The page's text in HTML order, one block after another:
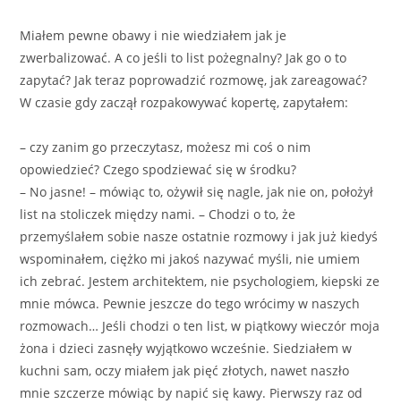
Miałem pewne obawy i nie wiedziałem jak je
zwerbalizować. A co jeśli to list pożegnalny? Jak go o to
zapytać? Jak teraz poprowadzić rozmowę, jak zareagować?
W czasie gdy zaczął rozpakowywać kopertę, zapytałem:
– czy zanim go przeczytasz, możesz mi coś o nim
opowiedzieć? Czego spodziewać się w środku?
– No jasne! – mówiąc to, ożywił się nagle, jak nie on, położył
list na stoliczek między nami. – Chodzi o to, że
przemyślałem sobie nasze ostatnie rozmowy i jak już kiedyś
wspominałem, ciężko mi jakoś nazywać myśli, nie umiem
ich zebrać. Jestem architektem, nie psychologiem, kiepski ze
mnie mówca. Pewnie jeszcze do tego wrócimy w naszych
rozmowach… Jeśli chodzi o ten list, w piątkowy wieczór moja
żona i dzieci zasnęły wyjątkowo wcześnie. Siedziałem w
kuchni sam, oczy miałem jak pięć złotych, nawet naszło
mnie szczerze mówiąc by napić się kawy. Pierwszy raz od